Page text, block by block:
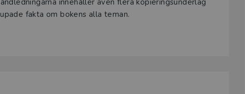
fakta om bokens alla teman.